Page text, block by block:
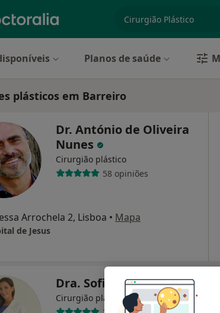
especialidade, doença
Planos de saúde
plásticos em Barreiro
Dr. António de Oliveira
Nunes
Cirurgião plástico
58 opiniões
Arrochela 2, Lisboa • Mapa
de Jesus
Dra. Sofia Santareno
Cirurgião plástico, Médico estético